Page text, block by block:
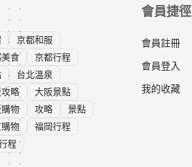
京都和服
食
京都行程
台北溫泉
略
大阪景點
物 攻略
景點
物
福岡行程
程
會員捷徑
會員註冊
會員登入
我的收藏